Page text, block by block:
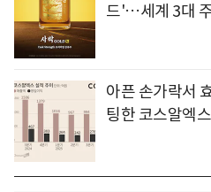
드'…세계 3대
아픈 손가락서
팅한 코스알엑